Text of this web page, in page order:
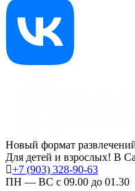
Новый формат
Для детей и взрослых! В
+7 (903) 328-90-63
ПН — ВС с 09.00 до 01.30